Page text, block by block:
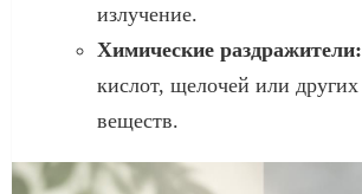
излучение.
Химические раздражители:
кислот, щелочей или
веществ.